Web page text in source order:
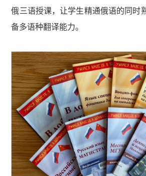
俄三语授课，让学生精通俄语的同时
备多语种翻译能力。